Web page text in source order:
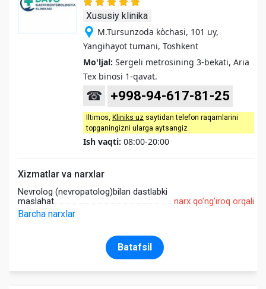
Xususiy klinika
M.Tursunzoda kòchasi, 101 uy,
Yangihayot tumani, Toshkent
Mo'ljal: Sergeli metrosining 3-bekati, Aria
Tex binosi 1-qavat.
☎ +998-94-617-81-25
Iltimos, Kliniks uz saytidan telefon raqamlarini
topganingizni ularga aytsangiz
Ish vaqti: 08:00-20:00
Xizmatlar va narxlar
Nevrolog (nevropatolog)bilan dastlabki
maslahat
narx qo'ng'iroq orqali
Barcha narxlar
Batafsil